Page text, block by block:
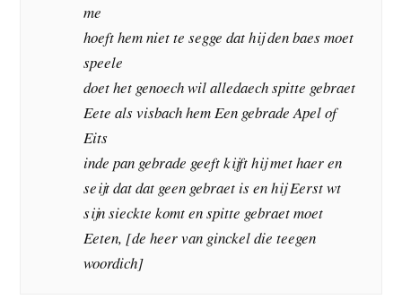
me
hoeft hem niet te segge dat hij den baes moet
speele
doet het genoech wil alledaech spitte gebraet
Eete als visbach hem Een gebrade Apel of
Eits
inde pan gebrade geeft kijft hij met haer en
seijt dat dat geen gebraet is en hij Eerst wt
sijn sieckte komt en spitte gebraet moet
Eeten, [de heer van ginckel die teegen
woordich]